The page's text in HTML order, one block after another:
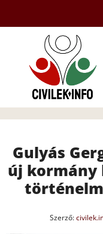
tartalomba
Gulyás
új kormány
Szerző: